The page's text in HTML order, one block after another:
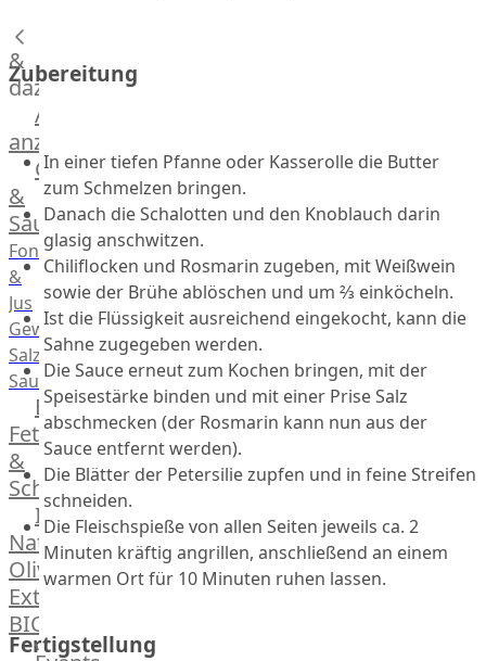
Burger
Buns
&
Hot
Dog
Brötchen
Desserts
&
dazu
Alle
anzeigen
Gewürze
&
Saucen
Fonds
&
Jus
Gewürze
Salz
Saucen
Butter,
Fett
&
Schmalz
ItalianBar
Natives
Olivenöl
Extra
BIO
Veggie
Zubereitung
In einer tiefen Pfanne oder Kasserolle die Butter
zum Schmelzen bringen.
Danach die Schalotten und den Knoblauch darin
glasig anschwitzen.
Chiliflocken und Rosmarin zugeben, mit Weißwein
sowie der Brühe ablöschen und um ⅔ einköcheln.
Ist die Flüssigkeit ausreichend eingekocht, kann die
Sahne zugegeben werden.
Die Sauce erneut zum Kochen bringen, mit der
Speisestärke binden und mit einer Prise Salz
abschmecken (der Rosmarin kann nun aus der
Sauce entfernt werden).
Die Blätter der Petersilie zupfen und in feine Streifen
schneiden.
Die Fleischspieße von allen Seiten jeweils ca. 2
Minuten kräftig angrillen, anschließend an einem
warmen Ort für 10 Minuten ruhen lassen.
Fertigstellung